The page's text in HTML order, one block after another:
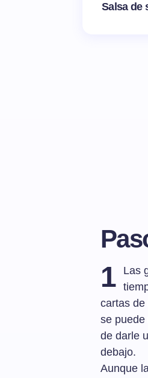
Salsa de
1
Las
cartas de
se puede
de darle
debajo.
Aunque